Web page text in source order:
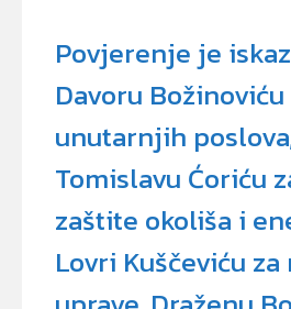
Povjerenje je
Davoru
unutarnjih
Tomislavu Ćoriću
zaštite okoliša i
Lovri Kuščeviću